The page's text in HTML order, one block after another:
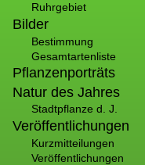
Ruhrgebiet
Bilder
Bestimmung
Gesamtartenliste
Pflanzenporträts
Natur des Jahres
Stadtpflanze d. J.
Veröffentlichungen
Kurzmitteilungen
Veröffentlichungen